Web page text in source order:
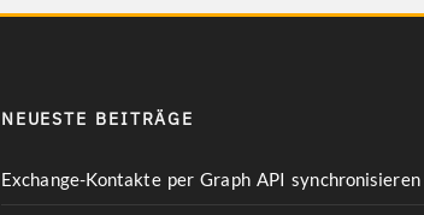
NEUESTE BEITRÄGE
Exchange-Kontakte per Graph API synchronisieren